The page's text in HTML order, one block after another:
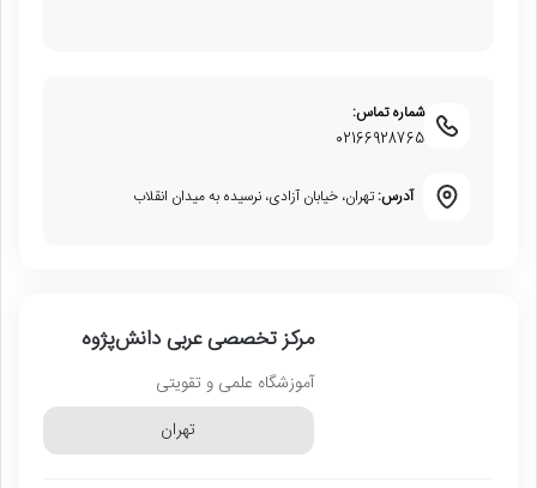
شماره تماس:
02166928765
آدرس:تهران، خیابان آزادی، نرسیده به میدان انقلاب
مرکز تخصصی عربی دانش‌پژوه
آموزشگاه علمی و تقویتی
تهران